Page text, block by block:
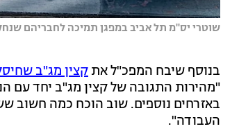
שוטרי יס''מ תל אביב במפגן תמיכה לחבריהם
בנוסף שיבח המפכ"ל את קצין מג"ב
"מהירות התגובה של קצין מג"ב יחד עם
באזרחים נוספים. שוב הוכח כמה חשוב
העבודה".